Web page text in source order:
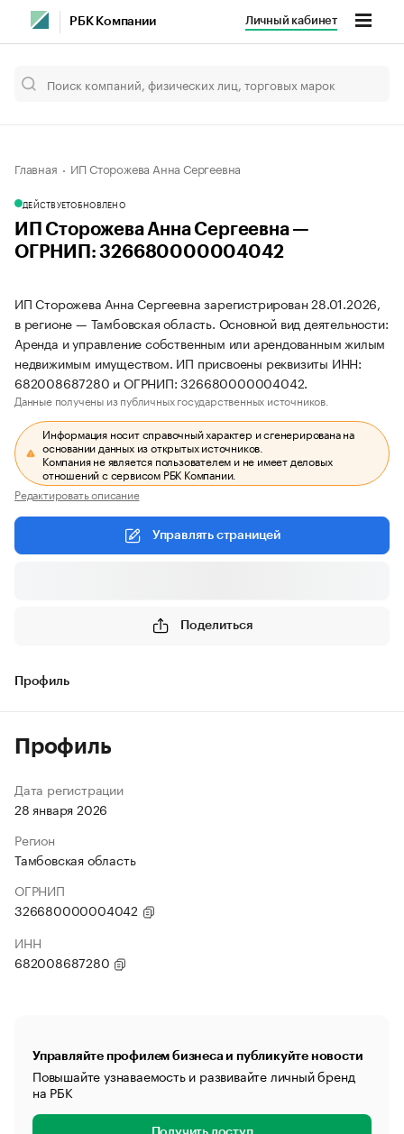
РБК Компании Личный кабинет
Главная ИП Сторожева Анна Сергеевна
ДЕЙСТВУЕТОБНОВЛЕНО
ИП Сторожева Анна Сергеевна —
ОГРНИП: 326680000004042
ИП Сторожева Анна Сергеевна зарегистрирован 28.01.2026,
в регионе — Тамбовская область. Основной вид деятельности:
Аренда и управление собственным или арендованным жилым
недвижимым имуществом. ИП присвоены реквизиты ИНН:
682008687280 и ОГРНИП: 326680000004042.
Данные получены из публичных государственных источников.
Информация носит справочный характер и сгенерирована на
основании данных из открытых источников.
Компания не является пользователем и не имеет деловых
отношений с сервисом РБК Компании.
Редактировать описание
Управлять страницей
Поделиться
Профиль
Профиль
Дата регистрации
28 января 2026
Регион
Тамбовская область
ОГРНИП
326680000004042
ИНН
682008687280
Управляйте профилем бизнеса и публикуйте новости
Повышайте узнаваемость и развивайте личный бренд
на РБК